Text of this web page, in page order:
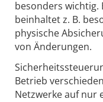
besonders wichtig.
beinhaltet z. B.
physische
von Änderungen.
Betrieb
Netzwerke auf nur